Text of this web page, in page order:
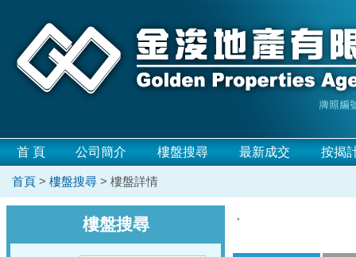
首 頁 公司簡介 樓盤搜尋 最新成交 按揭
首頁 > 樓盤搜尋 > 樓盤詳情
樓盤搜尋 ,